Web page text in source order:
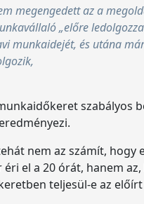
megengedett az a
„előre
munkaidejét, és utána
szabályos
nem az számít, hogy
el a 20 órát, hanem az,
teljesül-e az